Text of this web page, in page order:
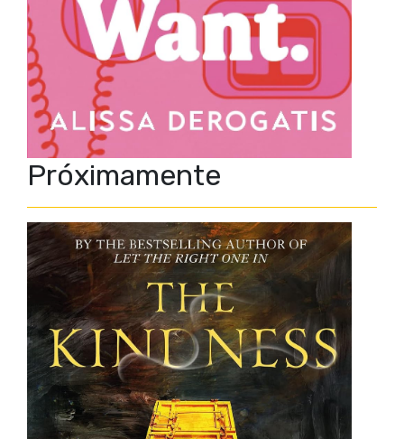
Próximamente